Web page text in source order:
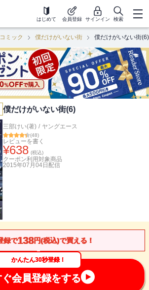
はじめて 会員登録 サインイン 検索
ミック 僕だけがいない街 僕だけがいない街(6)
僕だけがいない街(6)
三部けい(著) / ヤングエース
(48)
レビューを書く
¥638 (税込)
クーポン利用対象商品
2015年07月04日 配信
録で138円(税込)で買える！
かんたん30秒登録！
会員登録をする